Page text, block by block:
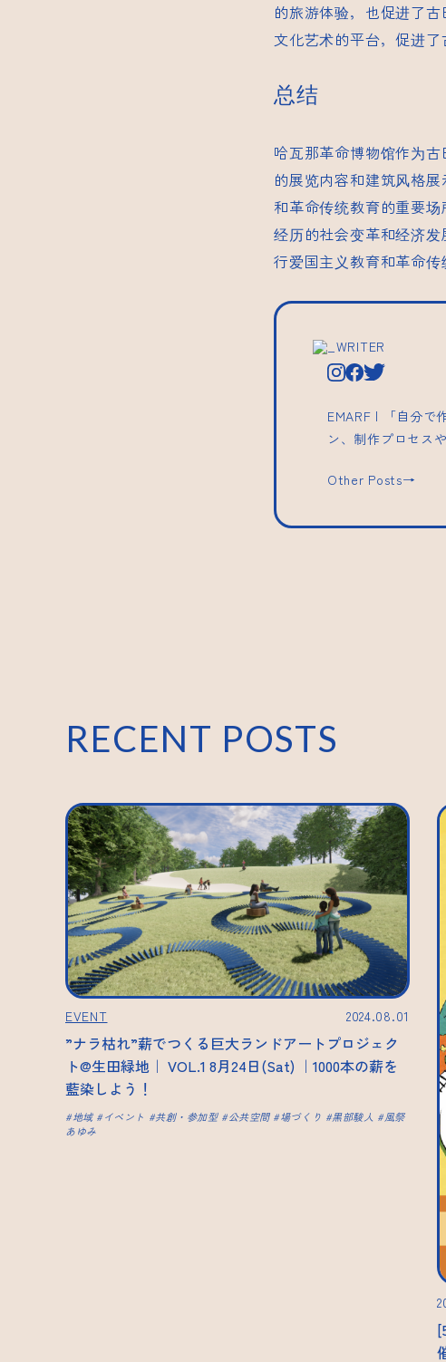
的旅游体验，也促进了
文化艺术的平台，促进了
总结
哈瓦那革命博物馆作为
的展览内容和建筑风格
和革命传统教育的重要
经历的社会变革和经济
行爱国主义教育和革命传
_WRITER
EMARF | 「自分で
ン、制作プロセス
Other Posts→
RECENT POSTS
EVENT 2024.08.01
”ナラ枯れ”薪でつくる巨大ランドアートプロジェク
ト@生田緑地｜ VOL.1 8月24日(Sat) ｜1000本の薪を
藍染しよう！
地域 イベント 共創・参加型 公共空間 場づくり 黒部駿人
風祭
あゆみ